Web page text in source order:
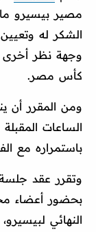
مصير بيسيرو
الشكر له
وجهة نظر أخرى
كأس مصر.
ومن المقرر أن
الساعات
باستمراره مع
وتقرر عقد
بحضور أعضاء
النهائي